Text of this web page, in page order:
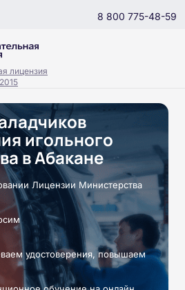
8 800 775-48-59
лицензия
игольного
в Абакане
Лицензии Министерства
удостоверения, повышаем